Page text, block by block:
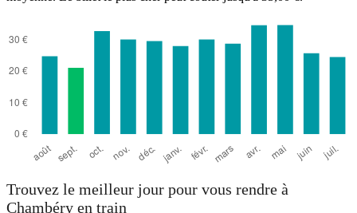
Trouvez le meilleur jour pour vous rendre à
Chambéry en train